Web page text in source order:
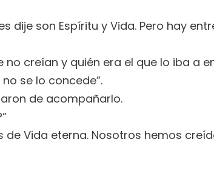
dije son Espíritu y Vida. Pero hay
creían y quién era el que lo iba a
se lo concede”.
de acompañarlo.
de Vida eterna. Nosotros hemos